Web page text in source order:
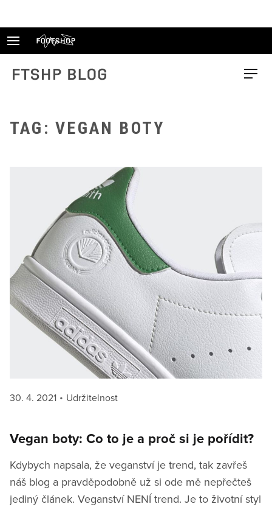
FTSHP blog Menu
TAG: VEGAN BOTY
Posted
30. 4. 2021 Categories
Udržitelnost
Vegan boty: Co to je a proč si je pořídit?
Kdybych napsala, že veganství je trend, tak zavřeš
náš blog a pravděpodobně už si ode mě nepřečteš
jediný článek. Veganství NENÍ trend. Je to životní styl